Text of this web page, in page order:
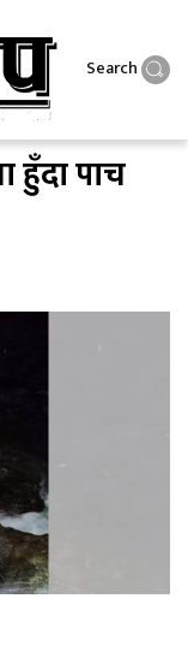
Search
हुँदा पाच